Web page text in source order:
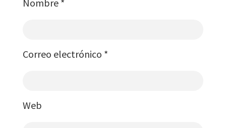
Nombre *
Correo electrónico *
Web